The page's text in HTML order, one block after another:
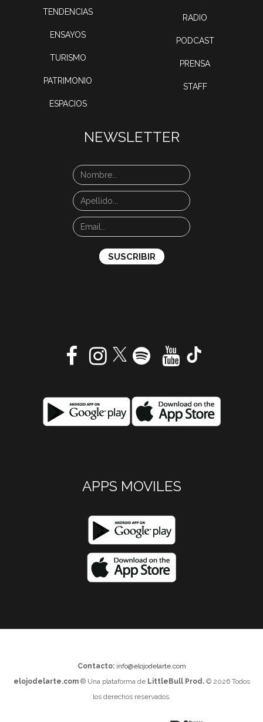
TENDENCIAS
ENSAYOS
TURISMO
PATRIMONIO
ESPACIOS
RADIO
PODCAST
PRENSA
STAFF
NEWSLETTER
APPS MOVILES
Contacto: info@elojodelarte.com
elojodelarte.com® Una plataforma de LittleBull Prod.© 2026 Todos
los derechos reservados.